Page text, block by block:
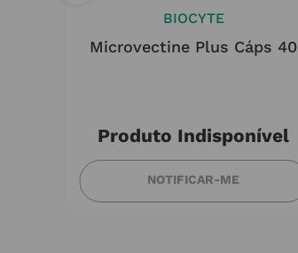
BIOCYTE
Microvectine Plus Cáps 40
Produto Indisponível
NOTIFICAR-ME